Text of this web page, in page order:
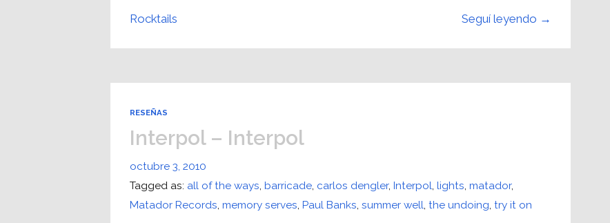
Seguí leyendo →
Rocktails
RESEÑAS
Interpol – Interpol
octubre 3, 2010
Tagged as: all of the ways, barricade, carlos dengler, Interpol,lights,matador,
Matador Records,memory serves, Paul Banks,summer well,the undoing,try it on